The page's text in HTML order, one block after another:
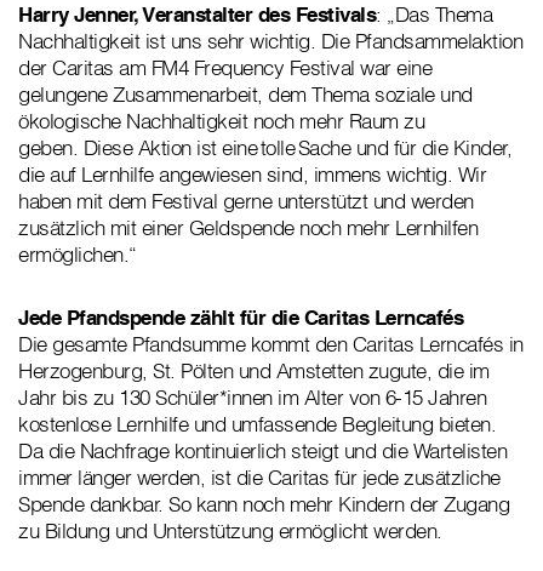
Harry Jenner, Veranstalter des Festivals: „Das Thema
Nachhaltigkeit ist uns sehr wichtig. Die Pfandsammelaktion
der Caritas am FM4 Frequency Festival war eine
gelungene Zusammenarbeit, dem Thema soziale und
ökologische Nachhaltigkeit noch mehr Raum zu
geben. Diese Aktion ist eine tolle Sache und für die Kinder,
die auf Lernhilfe angewiesen sind, immens wichtig. Wir
haben mit dem Festival gerne unterstützt und werden
zusätzlich mit einer Geldspende noch mehr Lernhilfen
ermöglichen.“
Jede Pfandspende zählt für die Caritas Lerncafés
Die gesamte Pfandsumme kommt den Caritas Lerncafés in
Herzogenburg, St. Pölten und Amstetten zugute, die im
Jahr bis zu 130 Schüler*innen im Alter von 6-15 Jahren
kostenlose Lernhilfe und umfassende Begleitung bieten.
Da die Nachfrage kontinuierlich steigt und die Wartelisten
immer länger werden, ist die Caritas für jede zusätzliche
Spende dankbar. So kann noch mehr Kindern der Zugang
zu Bildung und Unterstützung ermöglicht werden.